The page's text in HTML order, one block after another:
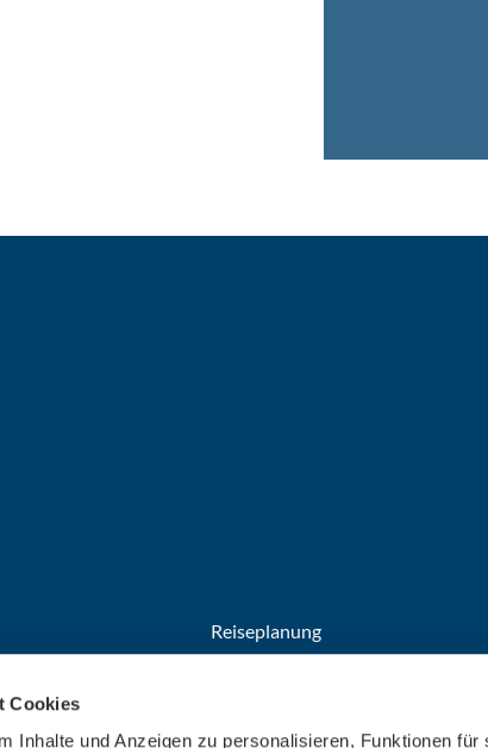
Cookies
Inhalte und Anzeigen zu personalisieren, Funktionen für
Reiseplanung
Welcome Cards​​​​​​​